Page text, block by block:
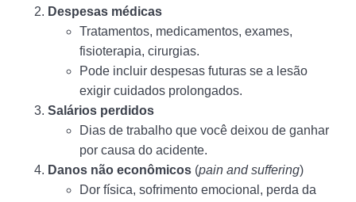
Despesas médicas
Tratamentos, medicamentos, exames,
fisioterapia, cirurgias.
Pode incluir despesas futuras se a lesão
exigir cuidados prolongados.
Salários perdidos
Dias de trabalho que você deixou de ganhar
por causa do acidente.
Danos não econômicos (pain and suffering)
Dor física, sofrimento emocional, perda da